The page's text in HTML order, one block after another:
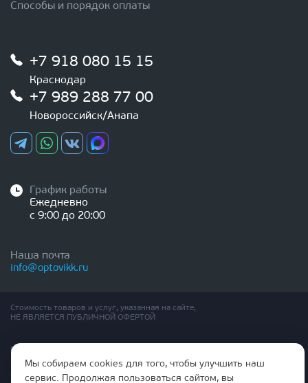
Способы и порядок оплаты
+7 918 080 15 15
Краснодар
+7 989 288 77 00
Новороссийск/Анапа
График работы
Ежедневно
с 9:00 до 20:00
Наша почта
info@optovikk.ru
Стоимость товаров и услуг, указанная на сайте,
НЕ ЯВЛЯЕТСЯ ПУБЛИЧНОЙ ОФЕРТОЙ
Правила эксплутации входных и межкомнатных дверей
Политика обработки персональных данных
Согласие на обработку персональных данных
Мы собираем cookies для того, чтобы улучшить наш
сервис. Продолжая пользоваться сайтом, вы